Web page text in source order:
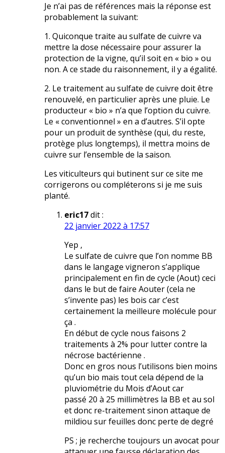
Je n’ai pas de références mais la réponse est
probablement la suivant:
1. Quiconque traite au sulfate de cuivre va
mettre la dose nécessaire pour assurer la
protection de la vigne, qu’il soit en « bio » ou
non. A ce stade du raisonnement, il y a égalité.
2. Le traitement au sulfate de cuivre doit être
renouvelé, en particulier après une pluie. Le
producteur « bio » n’a que l’option du cuivre.
Le « conventionnel » en a d’autres. S’il opte
pour un produit de synthèse (qui, du reste,
protège plus longtemps), il mettra moins de
cuivre sur l’ensemble de la saison.
Les viticulteurs qui butinent sur ce site me
corrigerons ou compléterons si je me suis
planté.
eric17dit :
22 janvier 2022 à 17:57
Yep ,
Le sulfate de cuivre que l’on nomme BB
dans le langage vigneron s’applique
principalement en fin de cycle (Aout) ceci
dans le but de faire Aouter (cela ne
s’invente pas) les bois car c’est
certainement la meilleure molécule pour
ça .
En début de cycle nous faisons 2
traitements à 2% pour lutter contre la
nécrose bactérienne .
Donc en gros nous l’utilisons bien moins
qu’un bio mais tout cela dépend de la
pluviométrie du Mois d’Aout car
passé 20 à 25 millimètres la BB et au sol
et donc re-traitement sinon attaque de
mildiou sur feuilles donc perte de degré
PS ; je recherche toujours un avocat pour